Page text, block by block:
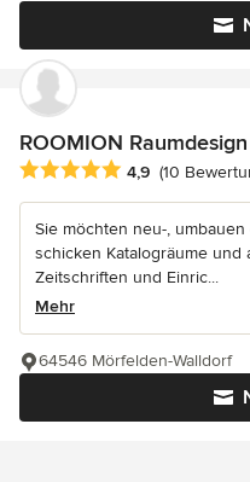
ROOMION Raumdesign
Durchschnittliche
4,9 (10
Sie möchten neu-,
schicken Katalogräume
Zeitschriften und Einric...
Mehr
64546 Mörfelden-Walldorf